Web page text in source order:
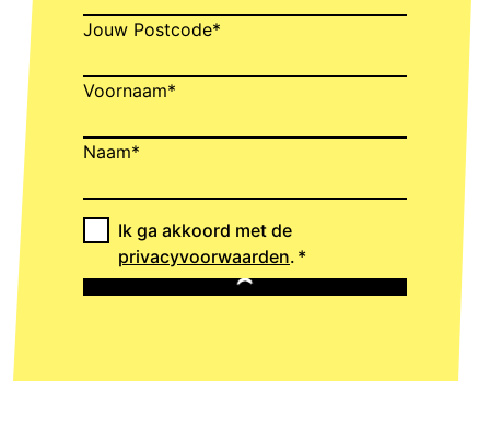
Jouw Postcode*
Voornaam*
Naam*
Ik ga akkoord met de
privacyvoorwaarden.